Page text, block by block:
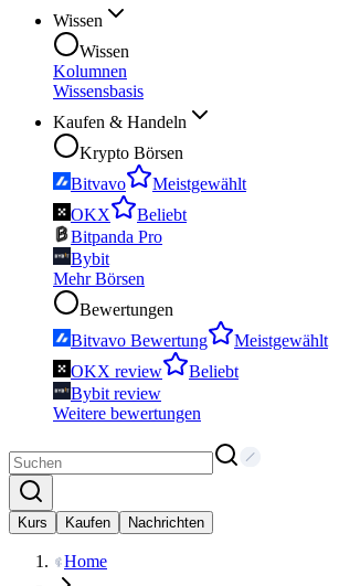
Wissen
Wissen
Kolumnen
Wissensbasis
Kaufen & Handeln
Krypto Börsen
Bitvavo
Meistgewählt
OKX
Beliebt
Bitpanda Pro
Bybit
Mehr Börsen
Bewertungen
Bitvavo Bewertung
Meistgewählt
OKX review
Beliebt
Bybit review
Weitere bewertungen
Kurs Kaufen Nachrichten
Home